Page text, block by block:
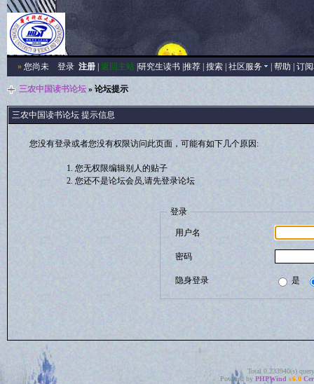
»您尚未 登录 注册| 返回主站| 研究生读书| 推荐| 搜索| 社区服务 帮助 订
三农中国读书论坛» 论坛提示
三农中国读书论坛 提示信息
您没有登录或者您没有权限访问此页面，可能有如下几个原因:
您无权限编辑别人的贴子
您还不是论坛会员,请先登录论坛
登录
用户名
密码
隐身登录 是
Total 0.233940(s)
Powered by PHPWind v6.0